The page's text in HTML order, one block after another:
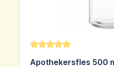
Gemiddelde
Apothekersfles 500